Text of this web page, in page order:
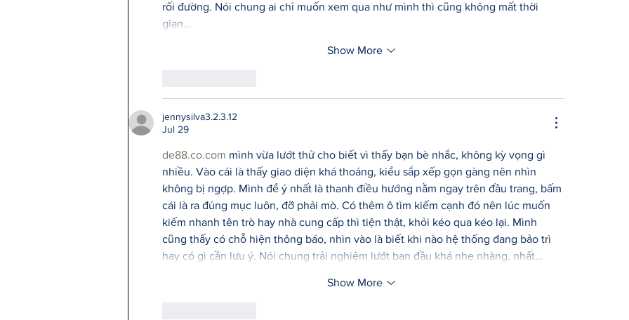
rối đường. Nói chung ai chỉ muốn xem qua như mình thì cũng không mất thời
gian…
Show More
jennysilva3.2.3.12
Jul 29
de88.co.com mình vừa lướt thử cho biết vì thấy bạn bè nhắc, không kỳ vọng gì
nhiều. Vào cái là thấy giao diện khá thoáng, kiểu sắp xếp gọn gàng nên nhìn
không bị ngợp. Mình để ý nhất là thanh điều hướng nằm ngay trên đầu trang, bấm
cái là ra đúng mục luôn, đỡ phải mò. Có thêm ô tìm kiếm cạnh đó nên lúc muốn
kiếm nhanh tên trò hay nhà cung cấp thì tiện thật, khỏi kéo qua kéo lại. Mình
cũng thấy có chỗ hiện thông báo, nhìn vào là biết khi nào hệ thống đang bảo trì
hay có gì cần lưu ý. Nói chung trải nghiệm lướt ban đầu khá nhẹ nhàng, nhất…
Show More